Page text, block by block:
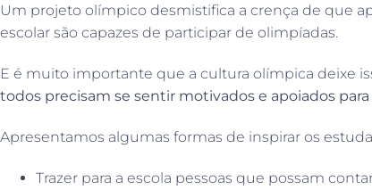
Um projeto olímpico desmistifica a crença de que
escolar são capazes de participar de olimpíadas.
E é muito importante que a cultura olímpica deixe
todos precisam se sentir motivados e apoiados
Apresentamos algumas formas de inspirar os
Trazer para a escola pessoas que possam